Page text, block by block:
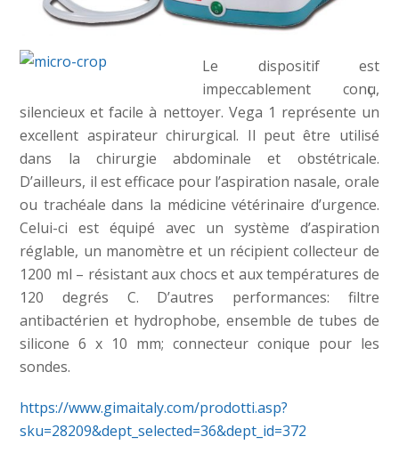
Le dispositif est
impeccablement conҫu,
silencieux et facile à nettoyer. Vega 1 représente un
excellent aspirateur chirurgical. Il peut être utilisé
dans la chirurgie abdominale et obstétricale.
D’ailleurs, il est efficace pour l’aspiration nasale, orale
ou trachéale dans la médicine vétérinaire d’urgence.
Celui-ci est équipé avec un système d’aspiration
réglable, un manomètre et un récipient collecteur de
1200 ml – résistant aux chocs et aux températures de
120 degrés C. D’autres performances: filtre
antibactérien et hydrophobe, ensemble de tubes de
silicone 6 x 10 mm; connecteur conique pour les
sondes.
https://www.gimaitaly.com/prodotti.asp?
sku=28209&dept_selected=36&dept_id=372